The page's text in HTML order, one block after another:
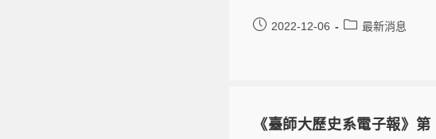
2022-12-06 最新消息
《臺師大歷史系電子報》第